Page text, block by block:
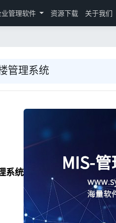
业管理软件 资源下载 关于我们
管理系统
系统